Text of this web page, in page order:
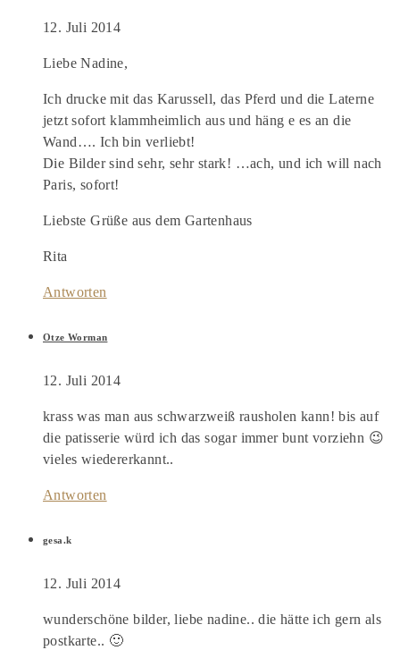
12. Juli 2014
Liebe Nadine,
Ich drucke mit das Karussell, das Pferd und die Laterne
jetzt sofort klammheimlich aus und häng e es an die
Wand…. Ich bin verliebt!
Die Bilder sind sehr, sehr stark! …ach, und ich will nach
Paris, sofort!
Liebste Grüße aus dem Gartenhaus
Rita
Antworten
Otze Worman
12. Juli 2014
krass was man aus schwarzweiß rausholen kann! bis auf
die patisserie würd ich das sogar immer bunt vorziehn 😉
vieles wiedererkannt..
Antworten
gesa.k
12. Juli 2014
wunderschöne bilder, liebe nadine.. die hätte ich gern als
postkarte.. 🙂